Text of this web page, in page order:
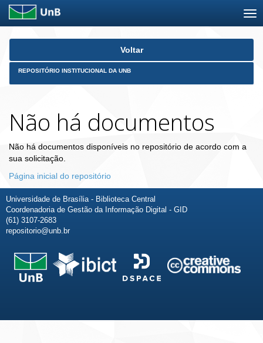
Skip
Voltar
REPOSITÓRIO INSTITUCIONAL DA UNB
Não há documentos
Não há documentos disponíveis no repositório de acordo com a
sua solicitação.
Página inicial do repositório
Universidade de Brasília - Biblioteca Central
Coordenadoria de Gestão da Informação Digital - GID
(61) 3107-2683
repositorio@unb.br